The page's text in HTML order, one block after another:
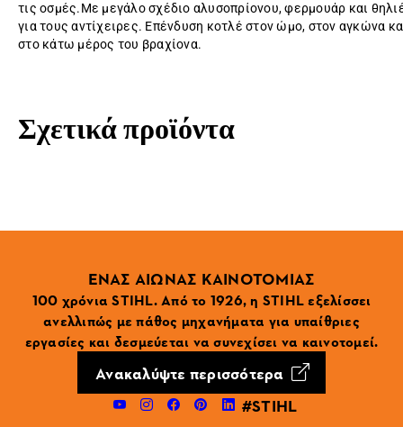
τις οσμές.Με μεγάλο σχέδιο αλυσοπρίονου, φερμουάρ και
για τους αντίχειρες. Επένδυση κοτλέ στον ώμο, στον αγκώνα
στο κάτω μέρος του βραχίονα.
Σχετικά προϊόντα
ΕΝΑΣ ΑΙΩΝΑΣ ΚΑΙΝΟΤΟΜΙΑΣ
100 χρόνια STIHL. Από το 1926, η STIHL εξελίσσει
ανελλιπώς με πάθος μηχανήματα για υπαίθριες
εργασίες και δεσμεύεται να συνεχίσει να καινοτομεί.
Ανακαλύψτε περισσότερα
#STIHL